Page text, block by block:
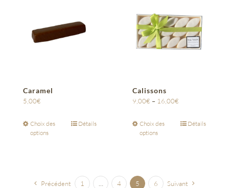
Caramel
5,00€
Choix des
options
Détails
Calissons
9,00€ – 16,00€
Choix des
options
Détails
Précédent 1 4 5 6 Suivant